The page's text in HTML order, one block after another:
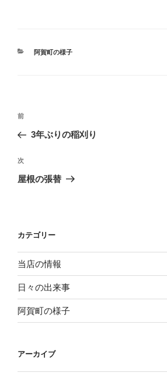
カ
阿賀町の様子
投
ビ
ゲ
ン
過
去
投
稿
前
3年ぶりの稲刈り
次
の
次
屋根の張替
カテゴリー
当店の情報
日々の出来事
阿賀町の様子
アーカイブ